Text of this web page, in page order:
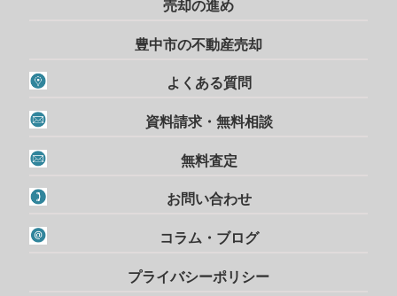
売却の進め
豊中市の不動産売却
よくある質問
資料請求・無料相談
無料査定
お問い合わせ
コラム・ブログ
プライバシーポリシー